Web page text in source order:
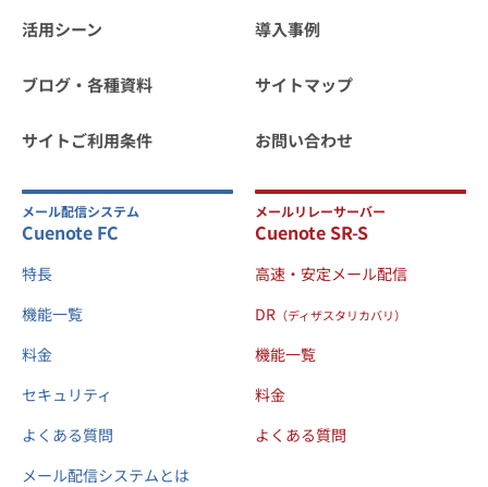
活用シーン 導入事例
ブログ・各種資料 サイトマップ
サイトご利用条件 お問い合わせ
メール配信システム
Cuenote FC
特長
機能一覧
料金
セキュリティ
よくある質問
メール配信システムとは
メールリレーサーバー
Cuenote SR-S
高速・安定メール配信
DR （ディザスタリカバリ）
機能一覧
料金
よくある質問